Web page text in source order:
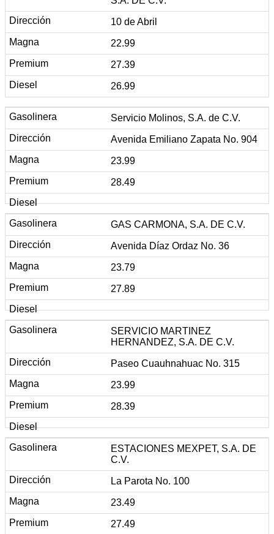
10 de Abril
22.99
27.39
26.99
Servicio Molinos, S.A. de C.V.
Avenida Emiliano Zapata No. 904
23.99
28.49
GAS CARMONA, S.A. DE C.V.
Avenida Díaz Ordaz No. 36
23.79
27.89
SERVICIO MARTINEZ
HERNANDEZ, S.A. DE C.V.
Paseo Cuauhnahuac No. 315
23.99
28.39
ESTACIONES MEXPET, S.A. DE
C.V.
La Parota No. 100
23.49
27.49